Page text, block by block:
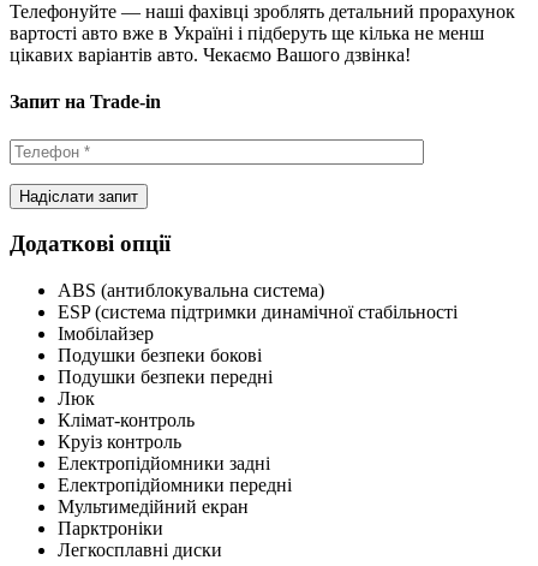
Телефонуйте — наші фахівці зроблять детальний прорахунок
вартості авто вже в Україні і підберуть ще кілька не менш
цікавих варіантів авто. Чекаємо Вашого дзвінка!
Запит на Trade-in
Додаткові опції
ABS (антиблокувальна система)
ESP (система підтримки динамічної стабільності
Імобілайзер
Подушки безпеки бокові
Подушки безпеки передні
Люк
Клімат-контроль
Круіз контроль
Електропідйомники задні
Електропідйомники передні
Мультимедійний екран
Парктроніки
Легкосплавні диски